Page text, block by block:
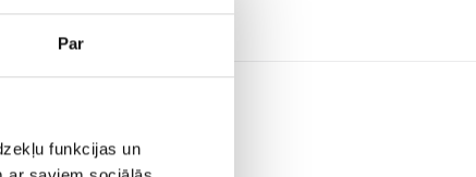
Par
funkcijas un